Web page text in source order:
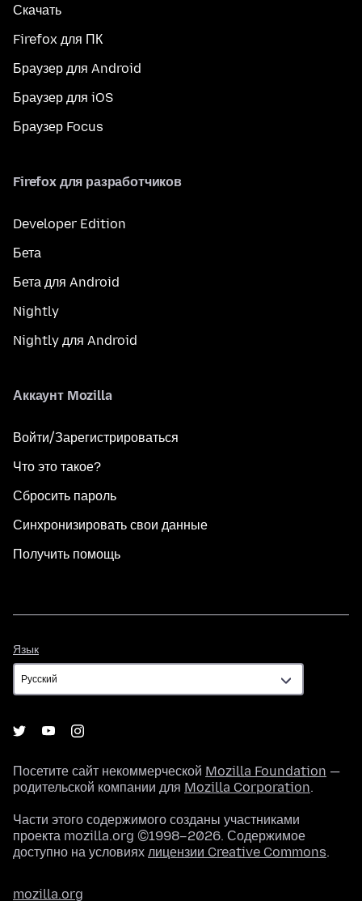
Скачать
Firefox для ПК
Браузер для Android
Браузер для iOS
Браузер Focus
Firefox для разработчиков
Developer Edition
Бета
Бета для Android
Nightly
Nightly для Android
Аккаунт Mozilla
Войти/Зарегистрироваться
Что это такое?
Сбросить пароль
Синхронизировать свои данные
Получить помощь
Язык
Посетите сайт некоммерческой Mozilla Foundation —
родительской компании для Mozilla Corporation.
Части этого содержимого созданы участниками
проекта mozilla.org ©1998–2026. Содержимое
доступно на условиях лицензии Creative Commons.
mozilla.org